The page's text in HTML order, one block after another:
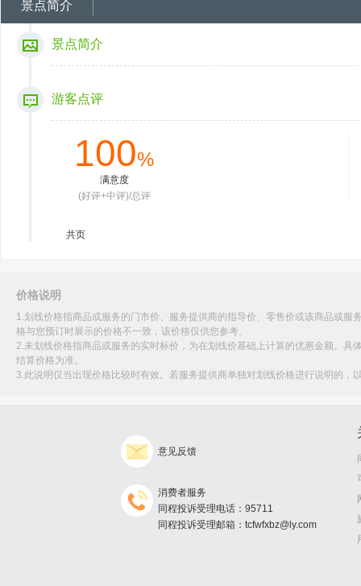
景点简介
景点简介
游客点评
100%
满意度
(好评+中评)/总评
共页
价格说明
1.划线价格指商品或服务的门市价、服务提供商的指导价、零售价或该商品或
格与您预订时展示的价格不一致，该价格仅供您参考。
2.未划线价格指商品或服务的实时标价，为在划线价基础上计算的优惠金额。
结算价格为准。
3.此说明仅当出现价格比较时有效。若服务提供商单独对划线价格进行说明的
意见反馈
消费者服务
同程投诉受理电话：95711
同程投诉受理邮箱：tcfwfxbz@ly.com